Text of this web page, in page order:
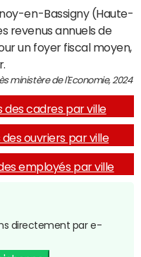
en-Bassigny (Haute-
revenus annuels de
un foyer fiscal moyen,
ministère de l'Economie, 2024
des cadres par ville
ouvriers par ville
employés par ville
directement par e-